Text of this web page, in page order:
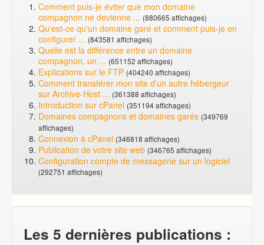
Comment puis-je éviter que mon domaine
compagnon ne devienne ... (880665 affichages)
Qu'est-ce qu'un domaine garé et comment puis-je en
configurer ... (843581 affichages)
Quelle est la différence entre un domaine
compagnon, un ... (651152 affichages)
Explications sur le FTP (404240 affichages)
Comment transférer mon site d'un autre hébergeur
sur Archive-Host ... (361388 affichages)
Introduction sur cPanel (351194 affichages)
Domaines compagnons et domaines garés (349769
affichages)
Connexion à cPanel (346818 affichages)
Publication de votre site web (346765 affichages)
Configuration compte de messagerie sur un logiciel
(292751 affichages)
Les 5 dernières publications :